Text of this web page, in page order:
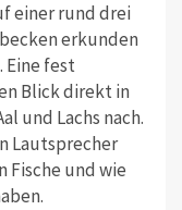
einer rund drei
erkunden
Eine fest
Blick direkt in
und Lachs nach.
Lautsprecher
Fische und wie